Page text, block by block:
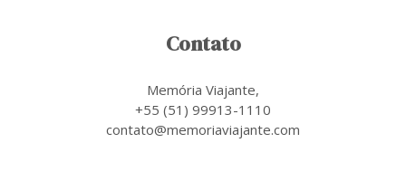
Contato
Memória Viajante,
+55 (51) 99913-1110
contato@memoriaviajante.com